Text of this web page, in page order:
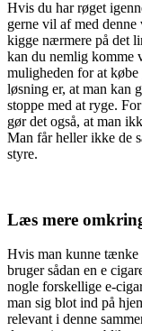
Hvis du har røget
gerne vil af med
kigge nærmere på det
kan du nemlig komme
muligheden for at købe
løsning er, at man kan
stoppe med at ryge.
gør det også, at man
Man får heller ikke de
styre.
Læs mere
Hvis man kunne tænke
bruger sådan en e
nogle forskellige e-
man sig blot ind på
relevant i denne